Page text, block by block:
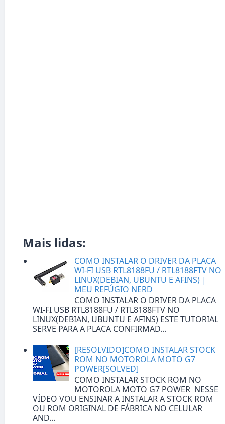
Mais lidas:
COMO INSTALAR O DRIVER DA PLACA
WI-FI USB RTL8188FU / RTL8188FTV NO
LINUX(DEBIAN, UBUNTU E AFINS) |
MEU REFÚGIO NERD
COMO INSTALAR O DRIVER DA PLACA
WI-FI USB RTL8188FU / RTL8188FTV NO
LINUX(DEBIAN, UBUNTU E AFINS) ESTE TUTORIAL
SERVE PARA A PLACA CONFIRMAD...
[RESOLVIDO]COMO INSTALAR STOCK
ROM NO MOTOROLA MOTO G7
POWER[SOLVED]
COMO INSTALAR STOCK ROM NO
MOTOROLA MOTO G7 POWER NESSE
VÍDEO VOU ENSINAR A INSTALAR A STOCK ROM
OU ROM ORIGINAL DE FÁBRICA NO CELULAR
AND...